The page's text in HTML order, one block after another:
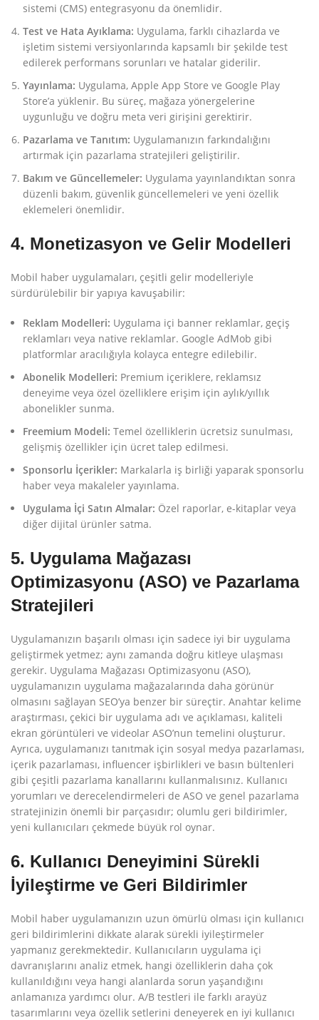
sistemi (CMS) entegrasyonu da önemlidir.
Test ve Hata Ayıklama: Uygulama, farklı cihazlarda ve
işletim sistemi versiyonlarında kapsamlı bir şekilde test
edilerek performans sorunları ve hatalar giderilir.
Yayınlama: Uygulama, Apple App Store ve Google Play
Store’a yüklenir. Bu süreç, mağaza yönergelerine
uygunluğu ve doğru meta veri girişini gerektirir.
Pazarlama ve Tanıtım: Uygulamanızın farkındalığını
artırmak için pazarlama stratejileri geliştirilir.
Bakım ve Güncellemeler: Uygulama yayınlandıktan sonra
düzenli bakım, güvenlik güncellemeleri ve yeni özellik
eklemeleri önemlidir.
4. Monetizasyon ve Gelir Modelleri
Mobil haber uygulamaları, çeşitli gelir modelleriyle
sürdürülebilir bir yapıya kavuşabilir:
Reklam Modelleri: Uygulama içi banner reklamlar, geçiş
reklamları veya native reklamlar. Google AdMob gibi
platformlar aracılığıyla kolayca entegre edilebilir.
Abonelik Modelleri: Premium içeriklere, reklamsız
deneyime veya özel özelliklere erişim için aylık/yıllık
abonelikler sunma.
Freemium Modeli: Temel özelliklerin ücretsiz sunulması,
gelişmiş özellikler için ücret talep edilmesi.
Sponsorlu İçerikler: Markalarla iş birliği yaparak sponsorlu
haber veya makaleler yayınlama.
Uygulama İçi Satın Almalar: Özel raporlar, e-kitaplar veya
diğer dijital ürünler satma.
5. Uygulama Mağazası
Optimizasyonu (ASO) ve Pazarlama
Stratejileri
Uygulamanızın başarılı olması için sadece iyi bir uygulama
geliştirmek yetmez; aynı zamanda doğru kitleye ulaşması
gerekir. Uygulama Mağazası Optimizasyonu (ASO),
uygulamanızın uygulama mağazalarında daha görünür
olmasını sağlayan SEO’ya benzer bir süreçtir. Anahtar kelime
araştırması, çekici bir uygulama adı ve açıklaması, kaliteli
ekran görüntüleri ve videolar ASO’nun temelini oluşturur.
Ayrıca, uygulamanızı tanıtmak için sosyal medya pazarlaması,
içerik pazarlaması, influencer işbirlikleri ve basın bültenleri
gibi çeşitli pazarlama kanallarını kullanmalısınız. Kullanıcı
yorumları ve derecelendirmeleri de ASO ve genel pazarlama
stratejinizin önemli bir parçasıdır; olumlu geri bildirimler,
yeni kullanıcıları çekmede büyük rol oynar.
6. Kullanıcı Deneyimini Sürekli
İyileştirme ve Geri Bildirimler
Mobil haber uygulamanızın uzun ömürlü olması için kullanıcı
geri bildirimlerini dikkate alarak sürekli iyileştirmeler
yapmanız gerekmektedir. Kullanıcıların uygulama içi
davranışlarını analiz etmek, hangi özelliklerin daha çok
kullanıldığını veya hangi alanlarda sorun yaşandığını
anlamanıza yardımcı olur. A/B testleri ile farklı arayüz
tasarımlarını veya özellik setlerini deneyerek en iyi kullanıcı